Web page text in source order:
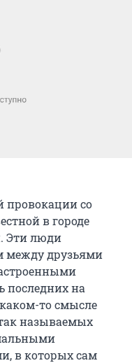
провокации со
в городе
Эти люди
между друзьями
последних на
то смысле
называемых
в которых сам